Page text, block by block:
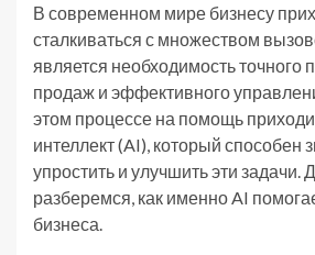
В современном мире бизнесу
сталкиваться с множеством
является необходимость точного
продаж и эффективного
этом процессе на помощь
интеллект (AI), который способен
упростить и улучшить эти задачи.
разберемся, как именно AI
бизнеса.